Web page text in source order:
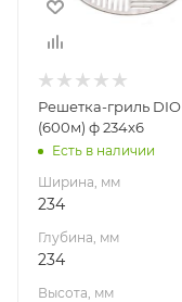
60
Решетка-гриль DIO
(600м) ф 234x6
Есть в наличии
Ширина, мм
234
Глубина, мм
234
Высота, мм